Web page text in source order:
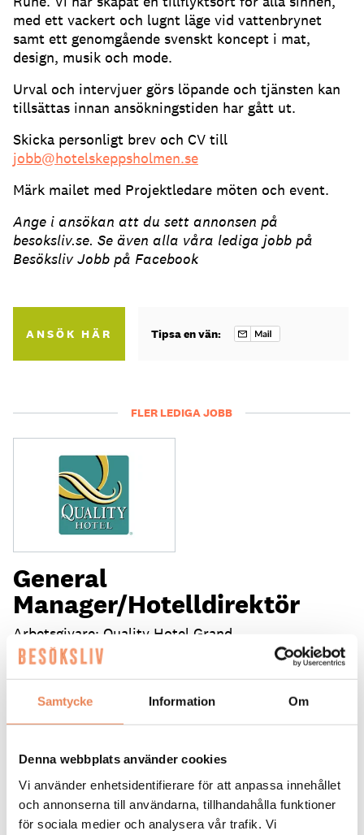
Samtycke Information Om
Denna webbplats använder cookies
Vi använder enhetsidentifierare för att anpassa innehållet
och annonserna till användarna, tillhandahålla funktioner
för sociala medier och analysera vår trafik. Vi
med ett vackert och lugnt läge vid vattenbrynet
samt ett genomgående svenskt koncept i mat,
design, musik och mode.
Urval och intervjuer görs löpande och tjänsten kan
tillsättas innan ansökningstiden har gått ut.
Skicka personligt brev och CV till
jobb@hotelskeppsholmen.se
Märk mailet med Projektledare möten och event.
Ange i ansökan att du sett annonsen på
besoksliv.se. Se även alla våra lediga jobb på
Besöksliv Jobb på Facebook
ANSÖK HÄR Tipsa en vän:
FLER LEDIGA JOBB
General
Manager/Hotelldirektör
Arbetsgivare: Quality Hotel Grand
Placeringsort: Falun
Sista ansökningsdag: 2026-09-04
LÄS MER
28